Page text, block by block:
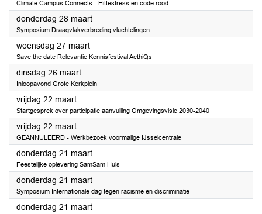
Climate Campus Connects - Hittestress en code rood
donderdag 28 maart2024
Symposium Draagvlakverbreding vluchtelingen
woensdag 27 maart2024
Save the date Relevantie Kennisfestival AethiQs
dinsdag 26 maart2024
Inloopavond Grote Kerkplein
vrijdag 22 maart2024
Startgesprek over participatie aanvulling Omgevingsvisie 2030-2040
vrijdag 22 maart2024
GEANNULEERD - Werkbezoek voormalige IJsselcentrale
donderdag 21 maart2024
Feestelijke oplevering SamSam Huis
donderdag 21 maart2024
Symposium Internationale dag tegen racisme en discriminatie
donderdag 21 maart2024